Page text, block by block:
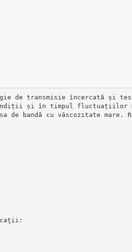
de transmisie încercată și
condiții și în timpul fluctuațiilor
bandă cu vâscozitate mare.